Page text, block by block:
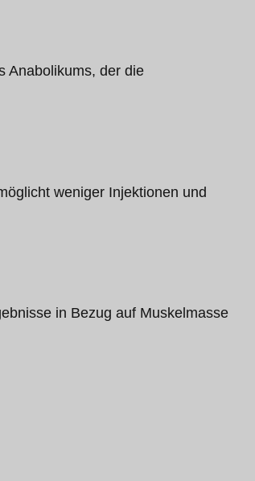
Anabolikums, der die
weniger Injektionen und
in Bezug auf Muskelmasse